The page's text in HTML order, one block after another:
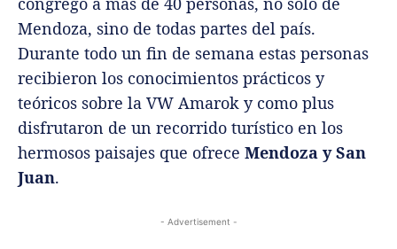
Mendoza, sino de todas partes del país.
Durante todo un fin de semana estas personas
recibieron los conocimientos prácticos y
teóricos sobre la VW Amarok y como plus
disfrutaron de un recorrido turístico en los
hermosos paisajes que ofrece Mendoza y San
Juan.
- Advertisement -